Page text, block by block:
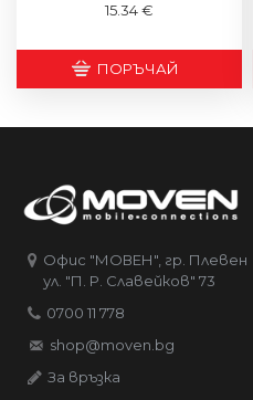
15.34 €
ПОРЪЧАЙ
Офис "МОВЕН", гр. Плевен
ул. "П. Р. Славейков" 73
0700 11 778
shop@moven.bg
За връзка